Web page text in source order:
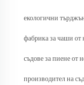
екологични
фабрика за чаши от
съдове за пиене от
производител на